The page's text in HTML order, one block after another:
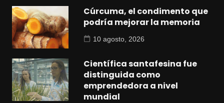
Cúrcuma, el condimento que
podría mejorar la memoria
10 agosto, 2026
Científica santafesina fue
distinguida como
emprendedora a nivel
mundial